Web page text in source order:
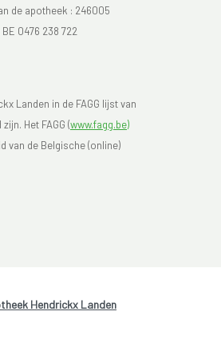
de apotheek : 246005
BE 0476 238 722
Landen in de FAGG lijst van
Het FAGG (www.fagg.be)
van de Belgische (online)
Hendrickx Landen